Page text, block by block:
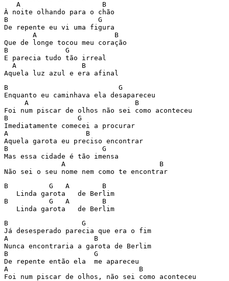
   A                    B
À noite olhando para o chão
B                      G
De repente eu vi uma figura
       A                   B
Que de longe tocou meu coração
B              G
E parecia tudo tão irreal
  A                B
Aquela luz azul e era afinal
B                           G
Enquanto eu caminhava ela desapareceu
     A                          B
Foi num piscar de olhos não sei como aconteceu
B                 G
Imediatamente comecei a procurar
A                   B
Aquela garota eu preciso encontrar
B                       G
Mas essa cidade é tão imensa
              A                       B
Não sei o seu nome nem como te encontrar
B          G   A        B
   Linda garota   de Berlim
B          G   A        B
   Linda garota   de Berlim
B                  G
Já desesperado parecia que era o fim
A                     B
Nunca encontraria a garota de Berlim
B                     G
De repente então ela  me apareceu
A                                B
Foi num piscar de olhos, não sei como aconteceu